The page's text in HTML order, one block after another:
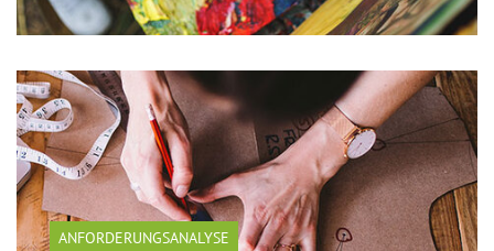
ANFORDERUNGSANALYSE